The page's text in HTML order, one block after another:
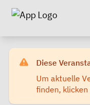
Diese
Um aktuelle
finden, klicken